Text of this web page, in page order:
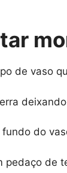
de vaso
fundo do
pedaço de